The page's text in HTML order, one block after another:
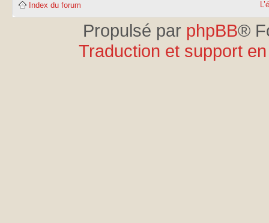
Index du forum
Propulsé par phpBB®
Traduction et support